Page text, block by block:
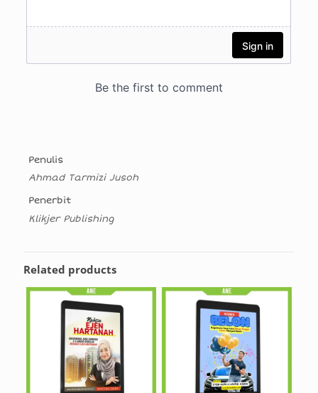
Penulis
Ahmad Tarmizi Jusoh
Penerbit
Klikjer Publishing
Related products